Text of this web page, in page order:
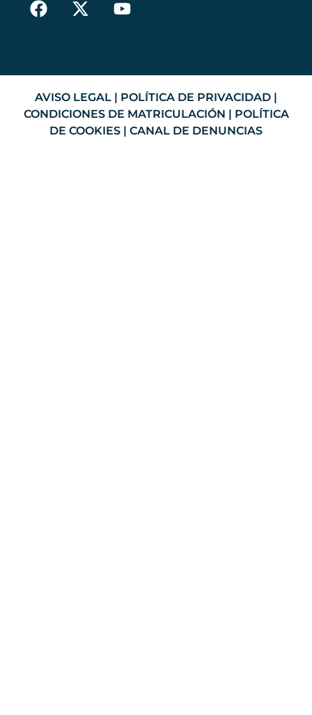
AVISO LEGAL | POLÍTICA DE PRIVACIDAD |
CONDICIONES DE MATRICULACIÓN | POLÍTICA
DE COOKIES | CANAL DE DENUNCIAS